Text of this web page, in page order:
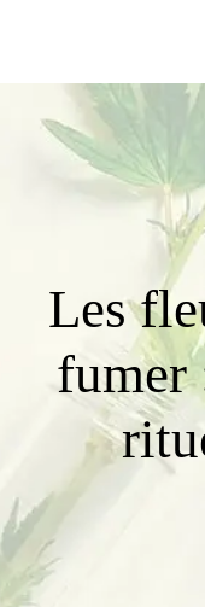
Les
fumer